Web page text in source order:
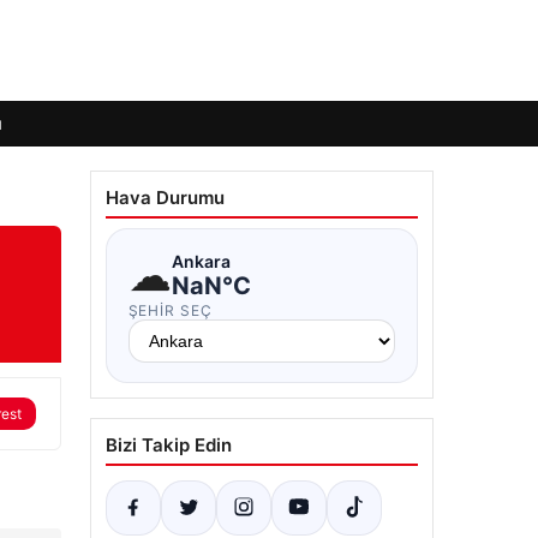
Hava Durumu
☁Ankara
NaN°C
ŞEHIR SEÇ
Bizi Takip Edin